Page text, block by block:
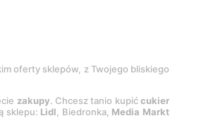
oferty sklepów, z Twojego bliskiego
zakupy. Chcesz tanio kupićcukier
sklepu: Lidl, Biedronka, Media Markt